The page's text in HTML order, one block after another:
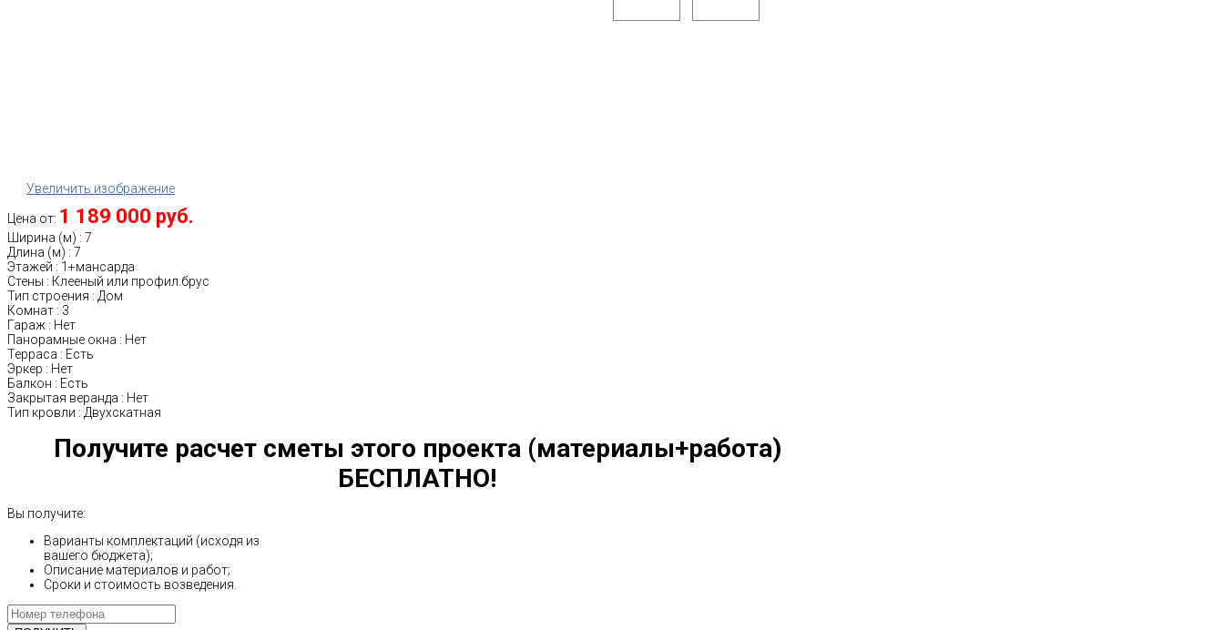
Увеличить изображение
Цена от: 1 189 000 руб.
Ширина (м) : 7
Длина (м) : 7
Этажей : 1+мансарда
Стены : Клееный или профил.брус
Тип строения : Дом
Комнат : 3
Гараж : Нет
Панорамные окна : Нет
Терраса : Есть
Эркер : Нет
Балкон : Есть
Закрытая веранда : Нет
Тип кровли : Двухскатная
Получите расчет сметы этого проекта (материалы+работа)
БЕСПЛАТНО!
Вы получите:
Варианты комплектаций (исходя из
вашего бюджета);
Описание материалов и работ;
Сроки и стоимость возведения.